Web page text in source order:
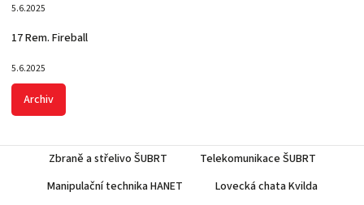
5.6.2025
17 Rem. Fireball
5.6.2025
Archiv
Zbraně a střelivo ŠUBRT
Telekomunikace ŠUBRT
Manipulační technika HANET
Lovecká chata Kvilda